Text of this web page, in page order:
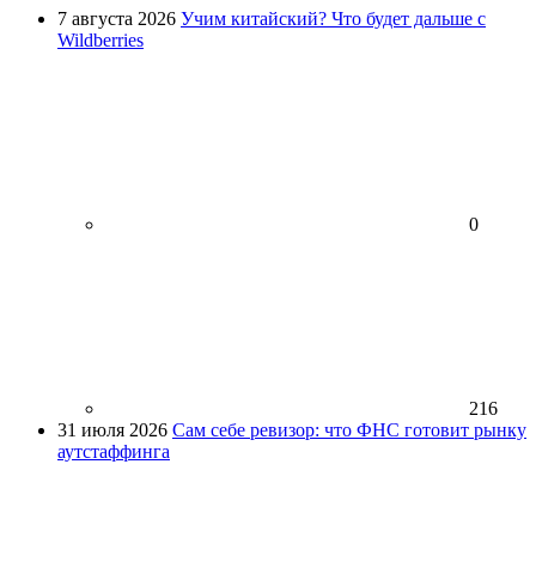
7 августа 2026 Учим китайский? Что будет дальше с
Wildberries
0
216
31 июля 2026 Сам себе ревизор: что ФНС готовит рынку
аутстаффинга